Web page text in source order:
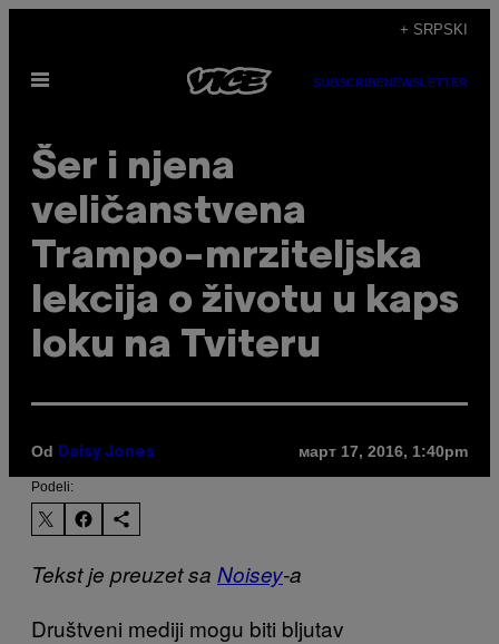
садржај
+ SRPSKI
Otvori
SUBSCRIBENEWSLETTER
Šer i njena
veličanstvena
Trampo-mrziteljska
lekcija o životu u kaps
loku na Tviteru
Od Daisy Jones март 17, 2016, 1:40pm
Podeli:
Tekst je preuzet sa Noisey-a
Društveni mediji mogu biti bljutav